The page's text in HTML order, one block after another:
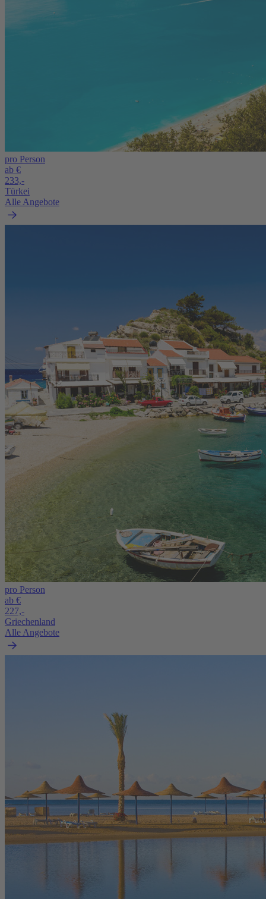
pro Person
ab €
233,-
Türkei
Alle Angebote
pro Person
ab €
227,-
Griechenland
Alle Angebote